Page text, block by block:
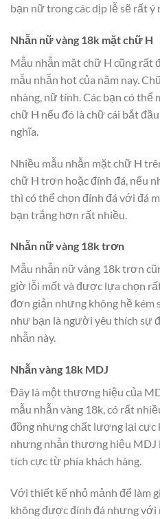
bạn nữ trong các dịp lễ sẽ rất ý
Nhẫn nữ vàng 18k mặt chữ H
Mẫu nhẫn mặt chữ H cũng rất
mẫu nhẫn hot của năm nay.
nhàng, nữ tính. Các bạn có thể
chữ H nếu đó là chữ cái bắt
nghĩa.
Nhiều mẫu nhẫn mặt chữ H
chữ H trơn hoặc đính đá, nếu
thì có thể chọn đính đá với đá
bạn trắng hơn rất nhiều.
Nhẫn nữ vàng 18k trơn
Mẫu nhẫn nữ vàng 18k trơn
giờ lỗi mốt và được lựa chọn
đơn giản nhưng không hề kém
như bạn là người yêu thích sự
nhẫn này.
Nhẫn vàng 18k MDJ
Đây là một thương hiệu của
mẫu nhẫn vàng 18k, có rất
đồng nhưng chất lượng lại cực
nhưng nhẫn thương hiệu
tích cực từ phía khách hàng.
Với thiết kế nhỏ mảnh để làm
không được đính đá nhưng với